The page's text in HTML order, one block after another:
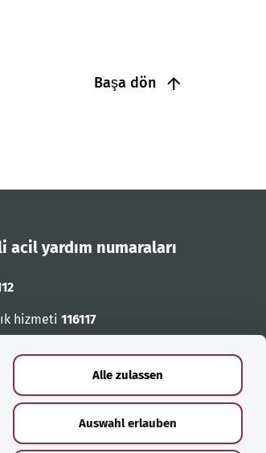
Alle zulassen
Auswahl erlauben
Başa dön
acil yardım numaraları
hizmeti 116117